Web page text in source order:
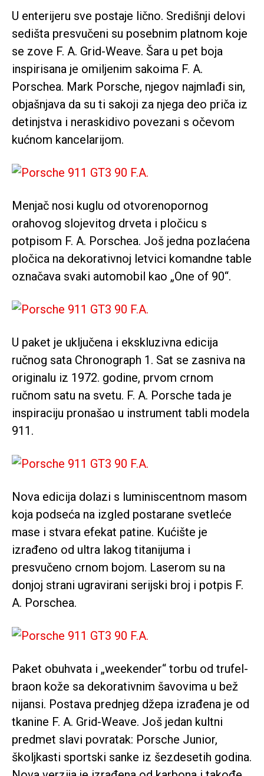
U enterijeru sve postaje lično. Središnji delovi
sedišta presvučeni su posebnim platnom koje
se zove F. A. Grid-Weave. Šara u pet boja
inspirisana je omiljenim sakoima F. A.
Porschea. Mark Porsche, njegov najmlađi sin,
objašnjava da su ti sakoji za njega deo priča iz
detinjstva i neraskidivo povezani s očevom
kućnom kancelarijom.
Menjač nosi kuglu od otvorenopornog
orahovog slojevitog drveta i pločicu s
potpisom F. A. Porschea. Još jedna pozlaćena
pločica na dekorativnoj letvici komandne table
označava svaki automobil kao „One of 90“.
U paket je uključena i ekskluzivna edicija
ručnog sata Chronograph 1. Sat se zasniva na
originalu iz 1972. godine, prvom crnom
ručnom satu na svetu. F. A. Porsche tada je
inspiraciju pronašao u instrument tabli modela
911.
Nova edicija dolazi s luminiscentnom masom
koja podseća na izgled postarane svetleće
mase i stvara efekat patine. Kućište je
izrađeno od ultra lakog titanijuma i
presvučeno crnom bojom. Laserom su na
donjoj strani ugravirani serijski broj i potpis F.
A. Porschea.
Paket obuhvata i „weekender“ torbu od trufel-
braon kože sa dekorativnim šavovima u bež
nijansi. Postava prednjeg džepa izrađena je od
tkanine F. A. Grid-Weave. Još jedan kultni
predmet slavi povratak: Porsche Junior,
školjkasti sportski sanke iz šezdesetih godina.